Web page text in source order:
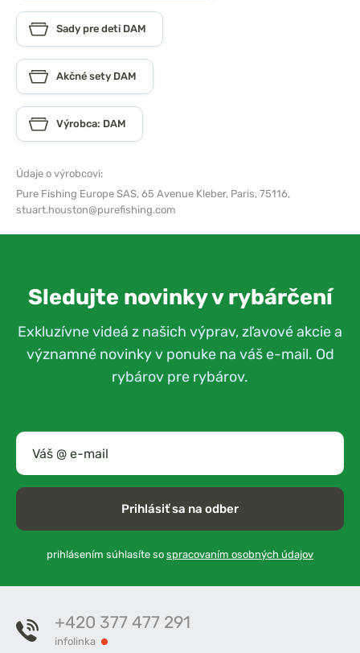
Sady pre deti DAM
Akčné sety DAM
Výrobca: DAM
Údaje o výrobcovi:
Pure Fishing Europe SAS, 65 Avenue Kleber, Paris, 75116,
stuart.houston@purefishing.com
Sledujte novinky v rybárčení
Exkluzívne videá z našich výprav, zľavové akcie a
významné novinky v ponuke na váš e-mail. Od
rybárov pre rybárov.
Prihlásiť sa na odber
prihlásením súhlasíte so spracovaním osobných údajov
+420 377 477 291
infolinka